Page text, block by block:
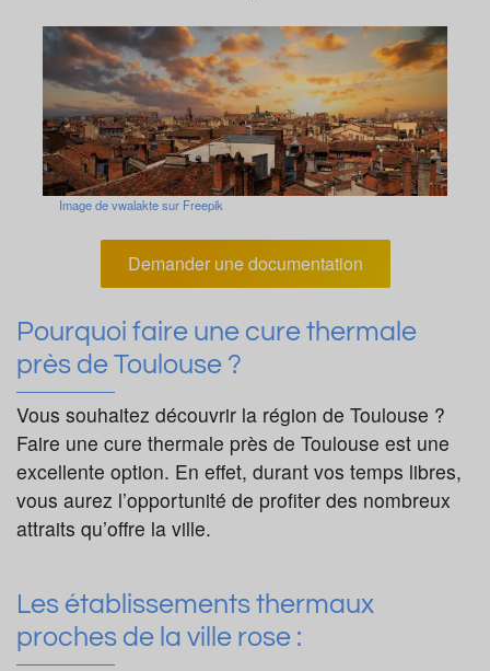
Image de vwalakte sur Freepik
Demander une documentation
Pourquoi faire une cure thermale
près de Toulouse ?
Vous souhaitez découvrir la région de Toulouse ?
Faire une cure thermale près de Toulouse est une
excellente option. En effet, durant vos temps libres,
vous aurez l’opportunité de profiter des nombreux
attraits qu’offre la ville.
Les établissements thermaux
proches de la ville rose :